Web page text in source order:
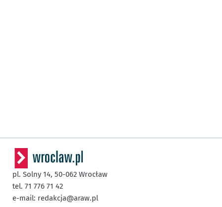
pl. Solny 14, 50-062 Wrocław
tel. 71 776 71 42
e-mail: redakcja@araw.pl